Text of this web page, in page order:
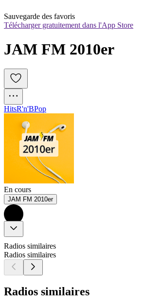
Sauvegarde des favoris
Télécharger gratuitement dans l'App Store
JAM FM 2010er
HitsR'n'BPop
En cours
JAM FM 2010er
Radios similaires
Radios similaires
Radios similaires